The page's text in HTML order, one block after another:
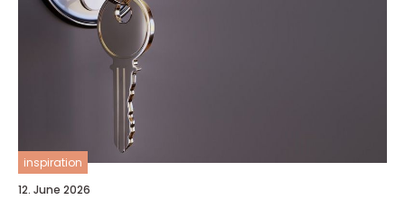
inspiration
12. June 2026